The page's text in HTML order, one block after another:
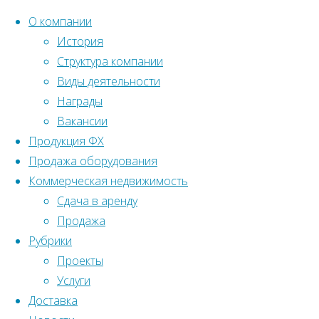
Перейти
содержанию
О компании
История
Структура компании
Виды деятельности
Награды
Вакансии
Продукция ФХ
Продажа оборудования
Коммерческая недвижимость
Сдача в аренду
Продажа
Рубрики
Проекты
Услуги
Доставка
Главная
Записи,
опубликованные
Автор:
admin
Вернуться
©2022 Ленстройтрест№5